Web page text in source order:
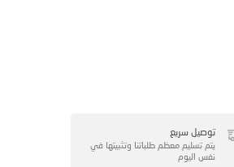
توصيل سريع
يتم تسليم معظم طلباتنا وتثبيتها في
نفس اليوم